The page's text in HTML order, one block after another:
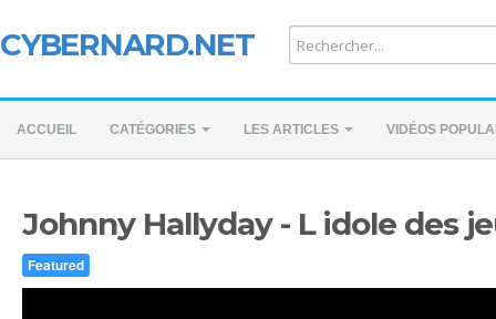
CYBERNARD.NET
ACCUEIL CATÉGORIES LES ARTICLES VIDÉOS
Johnny Hallyday - L idole des
Featured